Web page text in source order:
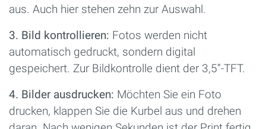
aus. Auch hier stehen zehn zur Auswahl.
3. Bild kontrollieren: Fotos werden nicht
automatisch gedruckt, sondern digital
gespeichert. Zur Bildkontrolle dient der 3,5“-TFT.
4. Bilder ausdrucken: Möchten Sie ein Foto
drucken, klappen Sie die Kurbel aus und drehen